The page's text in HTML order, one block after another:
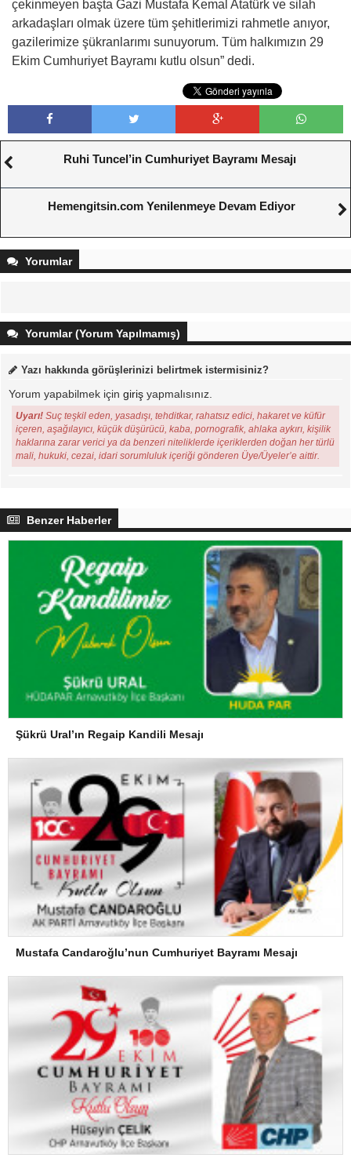
çekinmeyen başta Gazi Mustafa Kemal Atatürk ve silah
arkadaşları olmak üzere tüm şehitlerimizi rahmetle anıyor,
gazilerimize şükranlarımı sunuyorum. Tüm halkımızın 29
Ekim Cumhuriyet Bayramı kutlu olsun” dedi.
Ruhi Tuncel’in Cumhuriyet Bayramı Mesajı
Hemengitsin.com Yenilenmeye Devam Ediyor
Yorumlar
Yorumlar (Yorum Yapılmamış)
Yazı hakkında görüşlerinizi belirtmek istermisiniz?
Yorum yapabilmek için giriş yapmalısınız.
Uyarı! Suç teşkil eden, yasadışı, tehditkar, rahatsız edici, hakaret ve küfür
içeren, aşağılayıcı, küçük düşürücü, kaba, pornografik, ahlaka aykırı, kişilik
haklarına zarar verici ya da benzeri niteliklerde içeriklerden doğan her türlü
mali, hukuki, cezai, idari sorumluluk içeriği gönderen Üye/Üyeler’e aittir.
Benzer Haberler
Şükrü Ural’ın Regaip Kandili Mesajı
Mustafa Candaroğlu’nun Cumhuriyet Bayramı Mesajı